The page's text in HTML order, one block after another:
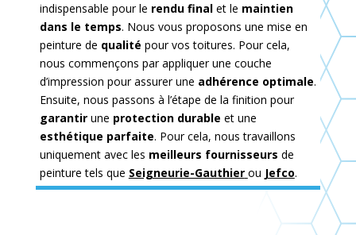
indispensable pour le rendu finalet le maintien
dans le temps. Nous vous proposons une mise en
peinture de qualité pour vos toitures. Pour cela,
nous commençons par appliquer une couche
d’impression pour assurer une adhérence optimale.
Ensuite, nous passons à l’étape de la finition pour
garantirune protection durable et une
esthétique parfaite. Pour cela, nous travaillons
uniquement avec les meilleurs fournisseurs de
peinture tels que Seigneurie-Gauthier ou Jefco.